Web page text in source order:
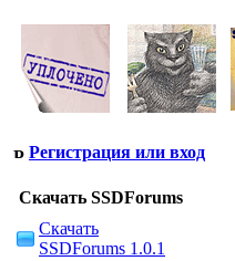
Регистрация или вход
Скачать SSDForums
Скачать
SSDForums 1.0.1